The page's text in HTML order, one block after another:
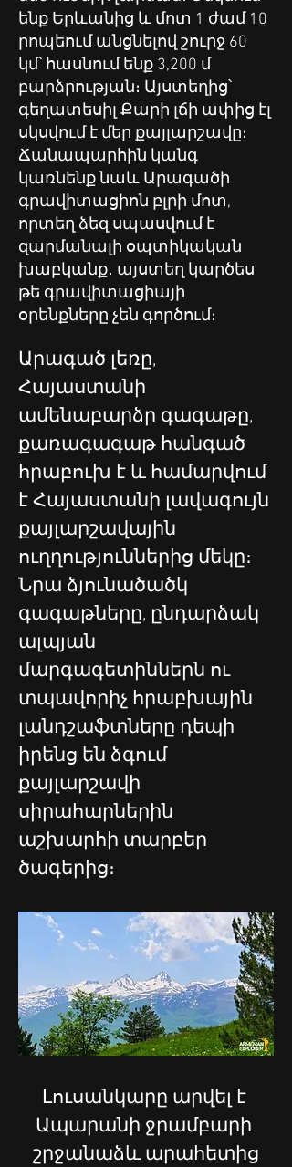
ենք Երևանից և մոտ 1 ժամ 10
րոպեում անցնելով շուրջ 60
կմ՝ հասնում ենք 3,200 մ
բարձրության։ Այստեղից՝
գեղատեսիլ Քարի լճի ափից էլ
սկսվում է մեր քայլարշավը։
Ճանապարհին կանգ
կառնենք նաև Արագածի
գրավիտացիոն բլրի մոտ,
որտեղ ձեզ սպասվում է
զարմանալի օպտիկական
խաբկանք․ այստեղ կարծես
թե գրավիտացիայի
օրենքները չեն գործում։
Արագած լեռը,
Հայաստանի
ամենաբարձր գագաթը,
քառագագաթ հանգած
հրաբուխ է և համարվում
է Հայաստանի լավագույն
քայլարշավային
ուղղություններից մեկը։
Նրա ձյունածածկ
գագաթները, ընդարձակ
ալպյան
մարգագետիններն ու
տպավորիչ հրաբխային
լանդշաֆտները դեպի
իրենց են ձգում
քայլարշավի
սիրահարներին
աշխարհի տարբեր
ծագերից։
Լուսանկարը արվել է
Ապարանի ջրամբարի
շրջանաձև արահետից